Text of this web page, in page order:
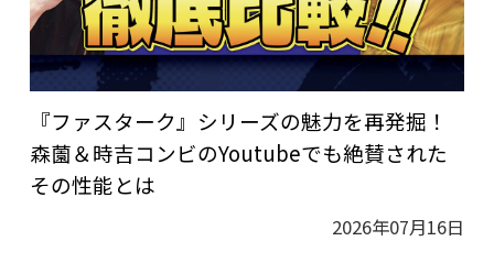
『ファスターク』シリーズの魅力を再発掘！
森薗＆時吉コンビのYoutubeでも絶賛された
その性能とは
2026年07月16日